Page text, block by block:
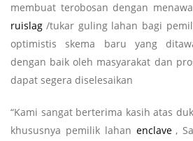
membuat terobosan dengan
ruislag /tukar guling lahan bagi
optimistis skema baru yang
dengan baik oleh masyarakat dan
dapat segera diselesaikan
“Kami sangat berterima kasih atas
khususnya pemilik lahan enclave ,